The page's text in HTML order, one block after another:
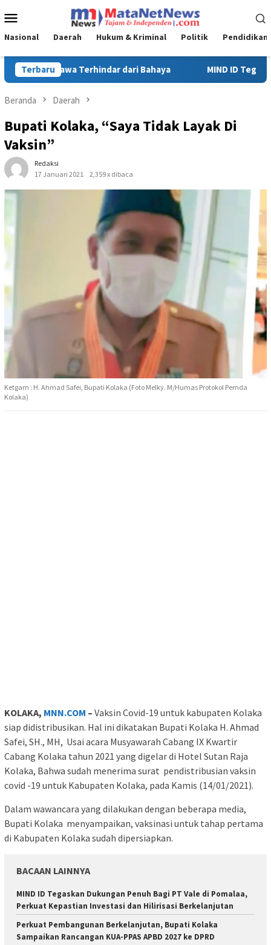
ke
Mobile
Nasional Daerah Hukum & Kriminal Politik Pendidikan
TerbaruMIND ID Tegaskan Dukungan Penuh Bagi PT Vale di
Beranda Daerah
Bupati Kolaka, “Saya Tidak Layak Di
Vaksin”
Redaksi
17 Januari 2021
2,359 x dibaca
Ketgam : H. Ahmad Safei, Bupati Kolaka (Foto Melky. M/Humas Protokol Pemda
Kolaka)
KOLAKA, MNN.COM – Vaksin Covid-19 untuk kabupaten Kolaka
siap didistribusikan. Hal ini dikatakan Bupati Kolaka H. Ahmad
Safei, SH., MH, Usai acara Musyawarah Cabang IX Kwartir
Cabang Kolaka tahun 2021 yang digelar di Hotel Sutan Raja
Kolaka, Bahwa sudah menerima surat pendistribusian vaksin
covid -19 untuk Kabupaten Kolaka, pada Kamis (14/01/2021).
Dalam wawancara yang dilakukan dengan beberapa media,
Bupati Kolaka menyampaikan, vaksinasi untuk tahap pertama
di Kabupaten Kolaka sudah dipersiapkan.
BACAAN LAINNYA
MIND ID Tegaskan Dukungan Penuh Bagi PT Vale di Pomalaa,
Perkuat Kepastian Investasi dan Hilirisasi Berkelanjutan
Perkuat Pembangunan Berkelanjutan, Bupati Kolaka
Sampaikan Rancangan KUA-PPAS APBD 2027 ke DPRD